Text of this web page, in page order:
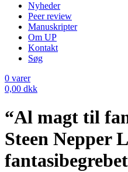
Nyheder
Peer review
Manuskripter
Om UP
Kontakt
Søg
0 varer
0,00 dkk
“Al magt til
Steen Nepper
fantasibegrebet